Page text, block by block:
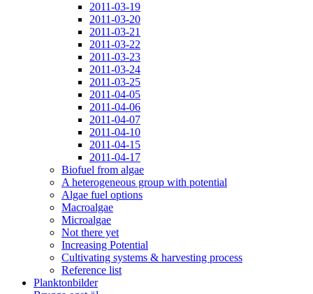
2011-03-19
2011-03-20
2011-03-21
2011-03-22
2011-03-23
2011-03-24
2011-03-25
2011-04-05
2011-04-06
2011-04-07
2011-04-10
2011-04-15
2011-04-17
Biofuel from algae
A heterogeneous group with potential
Algae fuel options
Macroalgae
Microalgae
Not there yet
Increasing Potential
Cultivating systems & harvesting process
Reference list
Planktonbilder